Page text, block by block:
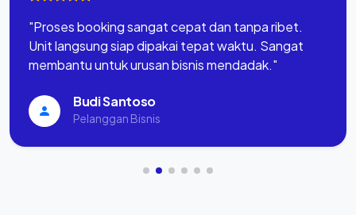
"Proses booking sangat cepat dan tanpa ribet.
Unit langsung siap dipakai tepat waktu. Sangat
membantu untuk urusan bisnis mendadak."
Budi Santoso
Pelanggan Bisnis